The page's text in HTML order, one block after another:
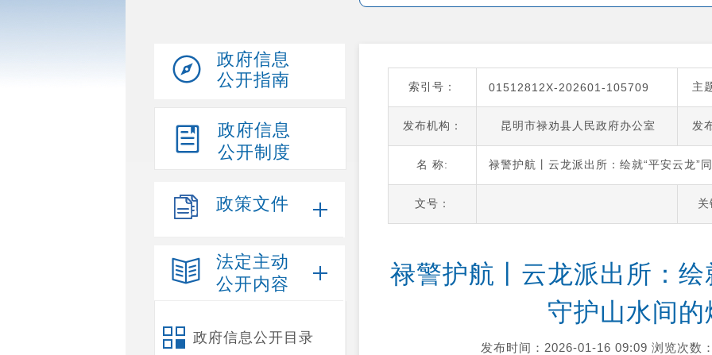
政府信息
公开指南
政府信息
公开制度
政策文件
法定主动
公开内容
政府信息公开目录
索引号： 01512812X-202601-105709 主
发布机构： 昆明市禄劝县人民政府办公室 发
名 称: 禄警护航丨云龙派出所：绘就“平安云龙”
文号： 关
禄警护航丨云龙派出所：绘
守护山水间的
发布时间：2026-01-16 09:09 浏览次数